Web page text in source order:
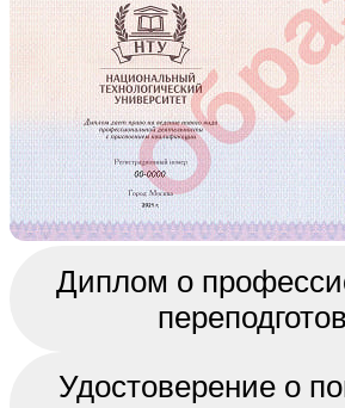
Диплом о
Удостоверение о